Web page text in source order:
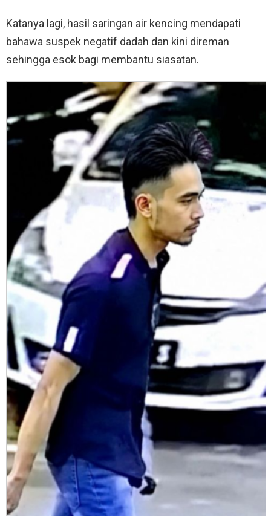
Katanya lagi, hasil saringan air kencing mendapati
bahawa suspek negatif dadah dan kini direman
sehingga esok bagi membantu siasatan.